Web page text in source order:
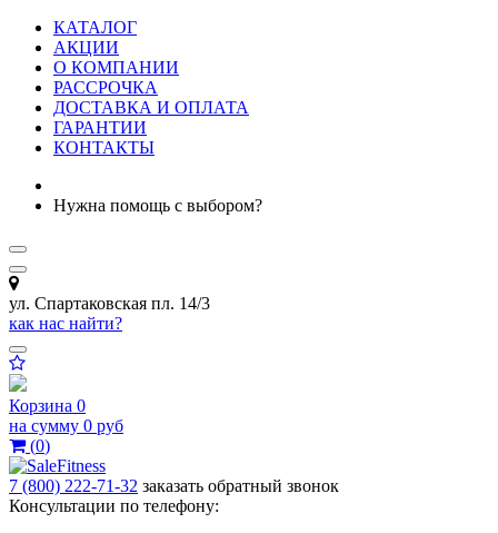
КАТАЛОГ
АКЦИИ
О КОМПАНИИ
РАССРОЧКА
ДОСТАВКА И ОПЛАТА
ГАРАНТИИ
КОНТАКТЫ
Нужна помощь с выбором?
ул. Спартаковская пл. 14/3
как нас найти?
Корзина 0
на сумму 0 руб
(0)
7 (800) 222-71-32 заказать обратный звонок
Консультации по телефону: